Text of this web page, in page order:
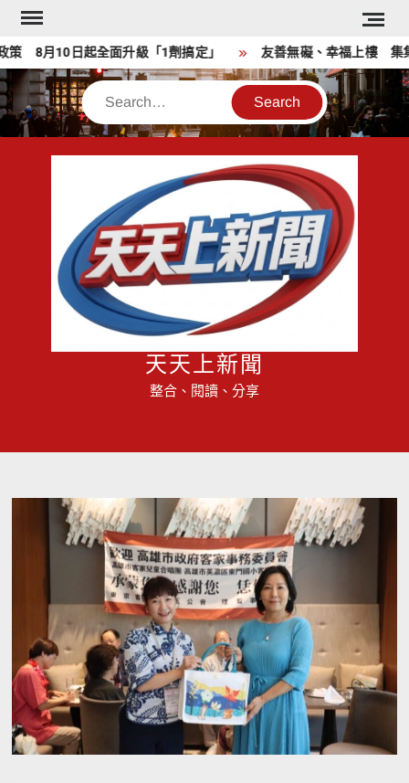
Skip
content
8月10日起全面升級「1劑搞定」 友善無礙、幸福上樓 集集
Search
天天上新聞
整合、閱讀、分享